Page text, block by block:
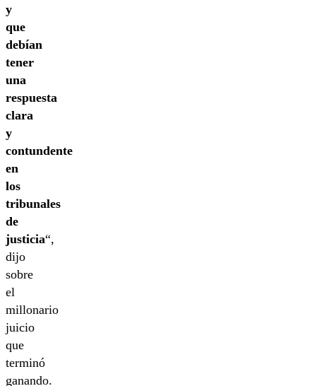
y
que
debían
tener
una
respuesta
clara
y
contundente
en
los
tribunales
de
justicia“,
dijo
sobre
el
millonario
juicio
que
terminó
ganando.